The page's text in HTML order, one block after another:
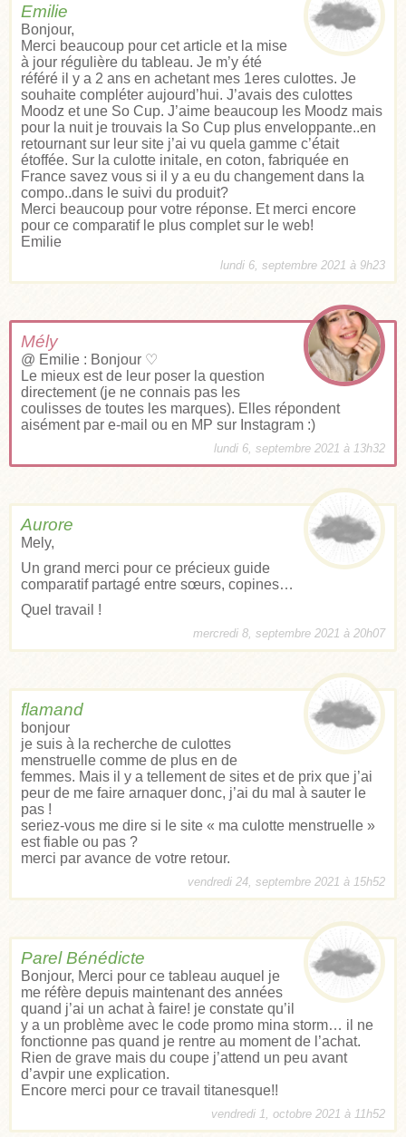
Emilie
Bonjour,
Merci beaucoup pour cet article et la mise
à jour régulière du tableau. Je m’y été
référé il y a 2 ans en achetant mes 1eres culottes. Je
souhaite compléter aujourd’hui. J’avais des culottes
Moodz et une So Cup. J’aime beaucoup les Moodz mais
pour la nuit je trouvais la So Cup plus enveloppante..en
retournant sur leur site j’ai vu quela gamme c’était
étoffée. Sur la culotte initale, en coton, fabriquée en
France savez vous si il y a eu du changement dans la
compo..dans le suivi du produit?
Merci beaucoup pour votre réponse. Et merci encore
pour ce comparatif le plus complet sur le web!
Emilie
lundi 6, septembre 2021 à 9h23
Mély
@ Emilie : Bonjour ♡
Le mieux est de leur poser la question
directement (je ne connais pas les
coulisses de toutes les marques). Elles répondent
aisément par e-mail ou en MP sur Instagram :)
lundi 6, septembre 2021 à 13h32
Aurore
Mely,
Un grand merci pour ce précieux guide
comparatif partagé entre sœurs, copines…
Quel travail !
mercredi 8, septembre 2021 à 20h07
flamand
bonjour
je suis à la recherche de culottes
menstruelle comme de plus en de
femmes. Mais il y a tellement de sites et de prix que j’ai
peur de me faire arnaquer donc, j’ai du mal à sauter le
pas !
seriez-vous me dire si le site « ma culotte menstruelle »
est fiable ou pas ?
merci par avance de votre retour.
vendredi 24, septembre 2021 à 15h52
Parel Bénédicte
Bonjour, Merci pour ce tableau auquel je
me réfère depuis maintenant des années
quand j’ai un achat à faire! je constate qu’il
y a un problème avec le code promo mina storm… il ne
fonctionne pas quand je rentre au moment de l’achat.
Rien de grave mais du coupe j’attend un peu avant
d’avpir une explication.
Encore merci pour ce travail titanesque!!
vendredi 1, octobre 2021 à 11h52